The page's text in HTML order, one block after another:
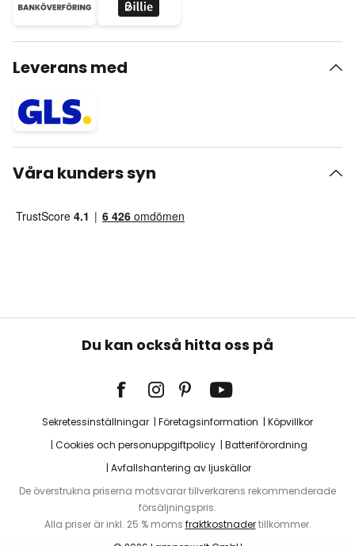
Leverans med
Våra kunders syn
Du kan också hitta oss på
Sekretessinställningar Företagsinformation
Köpvillkor
Cookies och personuppgiftpolicy
Batteriförordning
Avfallshantering av ljuskällor
De överstrukna priserna motsvarar tillverkarens rekommenderade
försäljningspris.
Alla priser är inkl. 25 % moms fraktkostnadertillkommer.